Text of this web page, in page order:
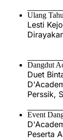
Ulang
Lesti
Dangdut
Duet
Perssik,
Event
Peserta